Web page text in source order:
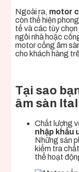
Ngoài ra, motor
còn thể hiện
tế và các tùy
ngôi nhà hoặc
motor cổng âm
cho khách hàng
Tại sao
âm sàn
Chất lượng
nhập khẩu
Những sản
kiểm tra
thể hoạt